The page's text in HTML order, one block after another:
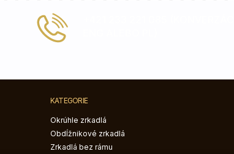
KATEGORIE
Okrúhle zrkadlá
Obdĺžnikové zrkadlá
Zrkadlá bez rámu